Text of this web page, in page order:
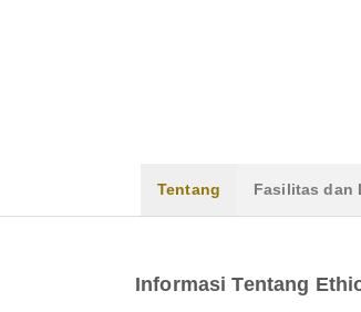
Tentang Fasilitas dan
Informasi Tentang